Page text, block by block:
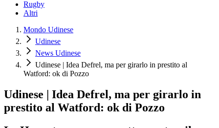
Rugby
Altri
Mondo Udinese
Udinese
News Udinese
Udinese | Idea Defrel, ma per girarlo in prestito al
Watford: ok di Pozzo
Udinese | Idea Defrel, ma per girarlo in
prestito al Watford: ok di Pozzo